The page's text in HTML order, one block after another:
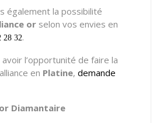
également la possibilité
or selon vos envies en
28 32.
l’opportunité de faire la
en Platine, demande
Diamantaire